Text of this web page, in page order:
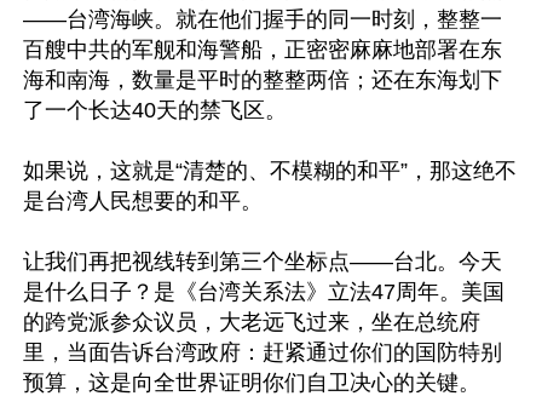
——台湾海峡。就在他们握手的同一时刻，整整一
百艘中共的军舰和海警船，正密密麻麻地部署在东
海和南海，数量是平时的整整两倍；还在东海划下
了一个长达40天的禁飞区。
如果说，这就是“清楚的、不模糊的和平”，那这绝不
是台湾人民想要的和平。
让我们再把视线转到第三个坐标点——台北。今天
是什么日子？是《台湾关系法》立法47周年。美国
的跨党派参众议员，大老远飞过来，坐在总统府
里，当面告诉台湾政府：赶紧通过你们的国防特别
预算，这是向全世界证明你们自卫决心的关键。